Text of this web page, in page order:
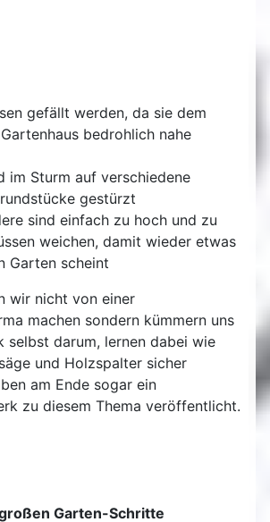
gefällt werden, da sie dem
bedrohlich nahe
im Sturm auf verschiedene
gestürzt
sind einfach zu hoch und zu
weichen, damit wieder etwas
Garten scheint
wir nicht von einer
machen sondern kümmern uns
selbst darum, lernen dabei wie
und Holzspalter sicher
am Ende sogar ein
zu diesem Thema veröffentlicht.
Garten-Schritte